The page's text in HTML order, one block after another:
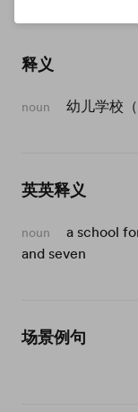
释义
noun 幼儿学校
英英释义
noun
a school
and seven
场景例句